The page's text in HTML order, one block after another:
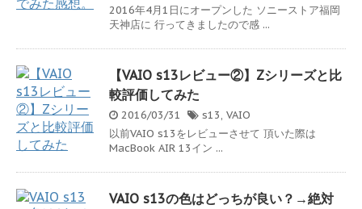
2016年4月1日にオープンした ソニーストア福岡
天神店に 行ってきましたので感 ...
【VAIO s13レビュー②】Zシリーズと比
較評価してみた
2016/03/31 s13, VAIO
以前VAIO s13をレビューさせて 頂いた際は
MacBook AIR 13イン ...
VAIO s13の色はどっちが良い？→絶対